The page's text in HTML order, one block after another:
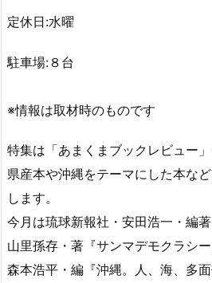
定休日:水曜
駐車場:８台
※情報は取材時のものです
特集は「あまくまブックレビュー」
県産本や沖縄をテーマにした本な
します。
今月は琉球新報社・安田浩一・編著
山里孫存・著『サンマデモクラシー
森本浩平・編『沖縄。人、海、多